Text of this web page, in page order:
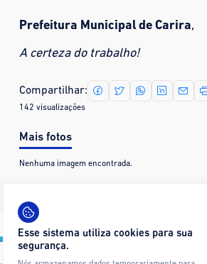
Prefeitura Municipal de Carira,
A certeza do trabalho!
Compartilhar:
142 visualizações
Mais fotos
Nenhuma imagem encontrada.
Esse sistema utiliza cookies para sua
segurança.